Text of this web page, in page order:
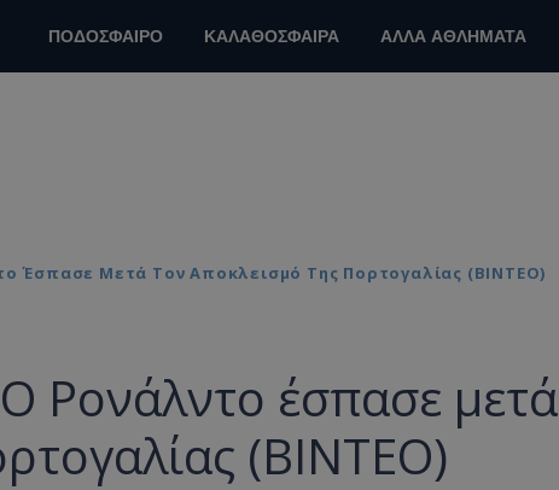
ΠΟΔΟΣΦΑΙΡΟ ΚΑΛΑΘΟΣΦΑΙΡΑ ΑΛΛΑ ΑΘΛΗΜΑΤΑ
Έσπασε Μετά Τον Αποκλεισμό Της Πορτογαλίας (ΒΙΝΤΕΟ)
Ρονάλντο έσπασε μετά
(ΒΙΝΤΕΟ)